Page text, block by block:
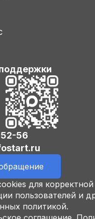
56
для
пользователей и
политикой.